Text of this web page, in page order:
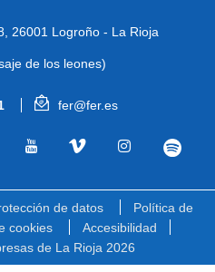
26001 Logroño - La Rioja
de los leones)
fer@fer.es
de datos
Política de
cookies
Accesibilidad
de La Rioja 2026